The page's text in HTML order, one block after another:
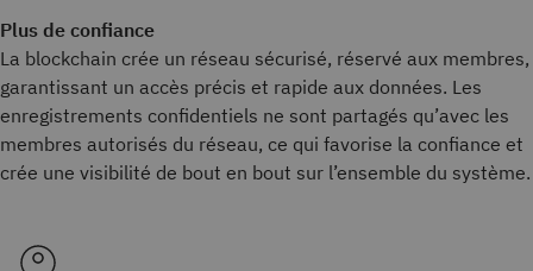
Plus de confiance
La blockchain crée un réseau sécurisé, réservé aux membres,
garantissant un accès précis et rapide aux données. Les
enregistrements confidentiels ne sont partagés qu’avec les
membres autorisés du réseau, ce qui favorise la confiance et
crée une visibilité de bout en bout sur l’ensemble du système.